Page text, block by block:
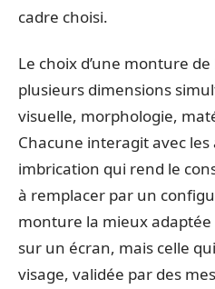
cadre choisi.
Le choix d’une monture
plusieurs dimensions
visuelle, morphologie,
Chacune interagit avec les
imbrication qui rend le
à remplacer par un
monture la mieux adaptée
sur un écran, mais celle
visage, validée par des